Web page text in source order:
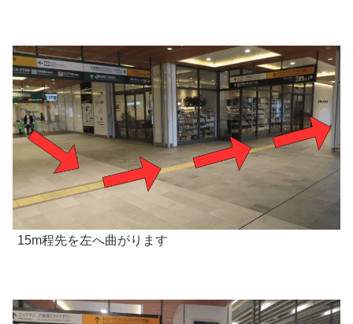
15m程先を左へ曲がります